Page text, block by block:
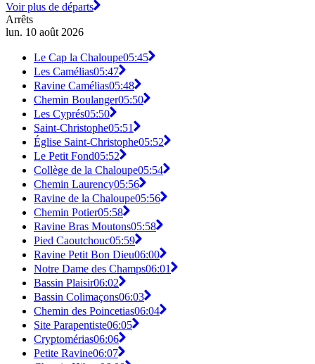
Voir plus de départs
Arrêts
lun. 10 août 2026
Le Cap la Chaloupe05:45
Les Camélias05:47
Ravine Camélias05:48
Chemin Boulanger05:50
Les Cyprés05:50
Saint-Christophe05:51
Église Saint-Christophe05:52
Le Petit Fond05:52
Collège de la Chaloupe05:54
Chemin Laurency05:56
Ravine de la Chaloupe05:56
Chemin Potier05:58
Ravine Bras Moutons05:58
Pied Caoutchouc05:59
Ravine Petit Bon Dieu06:00
Notre Dame des Champs06:01
Bassin Plaisir06:02
Bassin Colimaçons06:03
Chemin des Poincetias06:04
Site Parapentiste06:05
Cryptomérias06:06
Petite Ravine06:07